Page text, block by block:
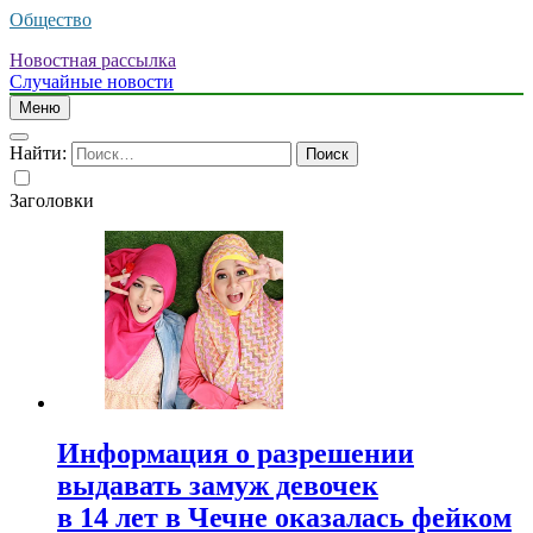
Общество
Новостная рассылка
Случайные новости
Меню
Найти:
Заголовки
Информация о разрешении
выдавать замуж девочек
в 14 лет в Чечне оказалась фейком